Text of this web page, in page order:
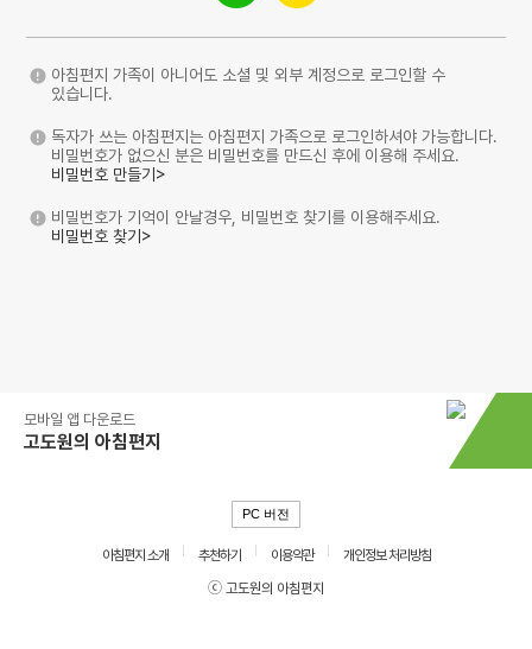
아침편지 가족이 아니어도 소셜 및 외부 계정으로 로그인할 수
있습니다.
독자가 쓰는 아침편지는 아침편지 가족으로 로그인하셔야 가능합니다.
비밀번호가 없으신 분은 비밀번호를 만드신 후에 이용해 주세요.
비밀번호 만들기>
비밀번호가 기억이 안날경우, 비밀번호 찾기를 이용해주세요.
비밀번호 찾기>
모바일 앱 다운로드
고도원의 아침편지
PC 버전
아침편지 소개 추천하기 이용약관
개인정보 처리방침
ⓒ 고도원의 아침편지